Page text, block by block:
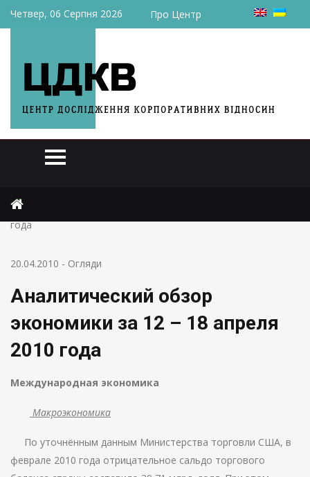
Четвер, 06 Серпня 2026 Про Центр
Аналитический обзор экономики за 12 – 18 апреля 2010
года
20.04.2010 - Огляди
Аналитический обзор
экономики за 12 – 18 апреля
2010 года
Международная экономика
Макроэкономика
По уточнённым данным Министерства торговли США, в
феврале 2010 года отрицательное сальдо торгового